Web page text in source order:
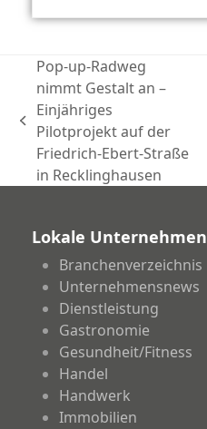
vorheriger
Beitrag:
Pop-up-Radweg
nimmt Gestalt an –
Einjähriges
Pilotprojekt auf der
Friedrich-Ebert-Straße
in Recklinghausen
Lokale Unternehmen
Branchenverzeichnis
Unternehmensnews
Dienstleistung
Gastronomie
Gesundheit/Fitness
Handel
Handwerk
Immobilien